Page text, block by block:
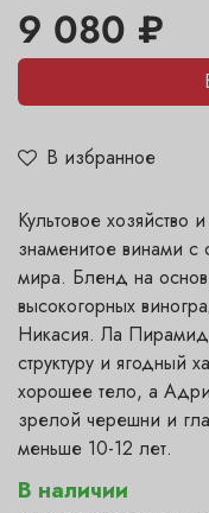
В избранное
9 080 ₽
В наличии
Культовое
знаменитое винами с
мира. Бленд на
высокогорных
Никасия. Ла
структуру и ягодный
хорошее тело, а
зрелой черешни и
меньше 10-12 лет.